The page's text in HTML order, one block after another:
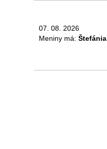
07. 08. 2026
Meniny má: Štefánia